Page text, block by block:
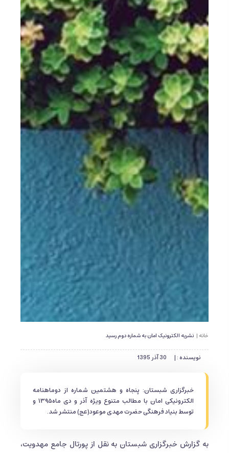
خانه | نشریه الکترونیک امان به شماره دوم رسید
نویسنده : | 30 آذر 1395
خبرگزاری شبستان: پنجاه و هشتمین شماره از دوماهنامه
الکترونیکی امان با مطالب متنوع ویژه آذر و دی ماه۱۳۹۵ و
توسط بنیاد فرهنگی حضرت مهدی موعود(عج) منتشر شد.
به گزارش خبرگزاری شبستان به نقل از پورتال جامع مهدویت،